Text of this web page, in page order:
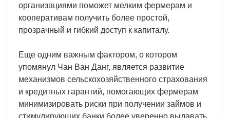
организациями поможет мелким фермерам и
кооперативам получить более простой,
прозрачный и гибкий доступ к капиталу.
Еще одним важным фактором, о котором
упомянул Чан Ван Данг, является развитие
механизмов сельскохозяйственного страхования
и кредитных гарантий, помогающих фермерам
минимизировать риски при получении займов и
стимулирующих банки более уверенно выдавать